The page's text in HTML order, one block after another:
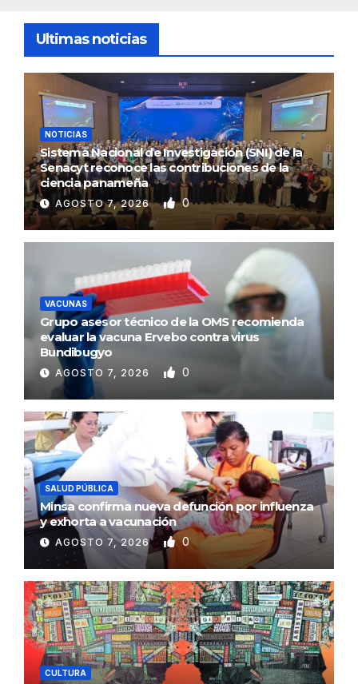
Ultimas noticias
NOTICIAS
Sistema Nacional de Investigación (SNI) de la
Senacyt reconoce las contribuciones de la
ciencia panameña
AGOSTO 7, 2026 0
VACUNAS
Grupo asesor técnico de la OMS recomienda
evaluar la vacuna Ervebo contra virus
Bundibugyo
AGOSTO 7, 2026 0
SALUD PÚBLICA
Minsa confirma nueva defunción por influenza
y exhorta a vacunación
AGOSTO 7, 2026 0
CULTURA